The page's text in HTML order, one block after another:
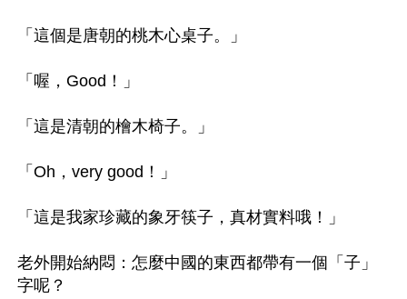
「這個是唐朝的桃木心桌子。」
「喔，Good！」
「這是清朝的檜木椅子。」
「Oh，very good！」
「這是我家珍藏的象牙筷子，真材實料哦！」
老外開始納悶：怎麼中國的東西都帶有一個「子」
字呢？